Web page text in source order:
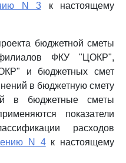
N 3 к настоящему
бюджетной сметы
ФКУ "ЦОКР",
и бюджетных смет
в бюджетную смету
в бюджетные сметы
показатели
расходов
N 4к настоящему